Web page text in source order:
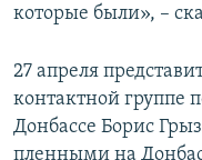
которые были», –
27 апреля
контактной группе
Донбассе Борис
пленными на